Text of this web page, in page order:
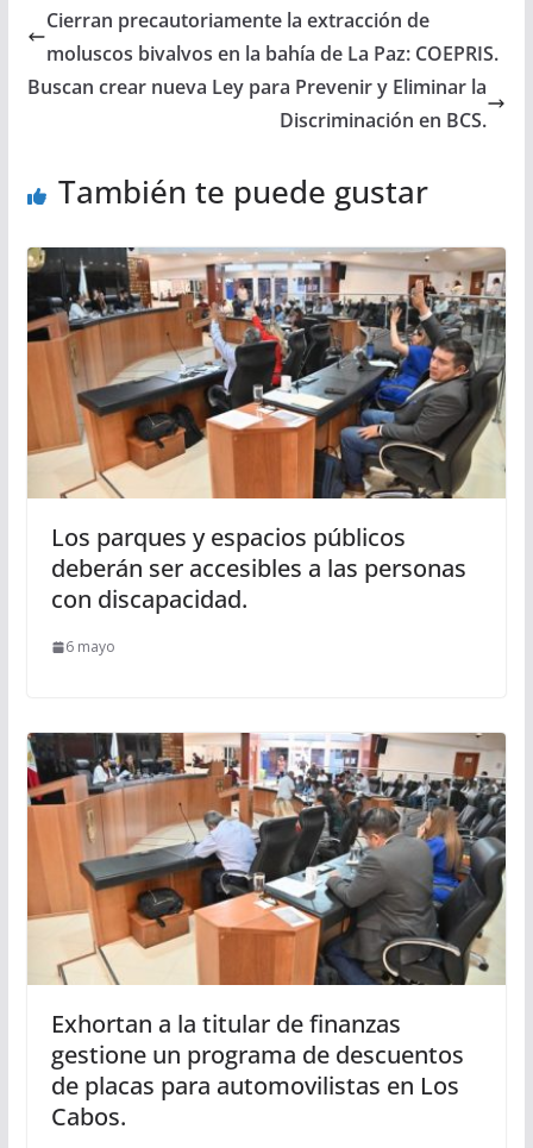
Cierran precautoriamente la extracción de
moluscos bivalvos en la bahía de La Paz: COEPRIS.
Buscan crear nueva Ley para Prevenir y Eliminar la
Discriminación en BCS.
También te puede gustar
Los parques y espacios públicos
deberán ser accesibles a las personas
con discapacidad.
6 mayo
Exhortan a la titular de finanzas
gestione un programa de descuentos
de placas para automovilistas en Los
Cabos.